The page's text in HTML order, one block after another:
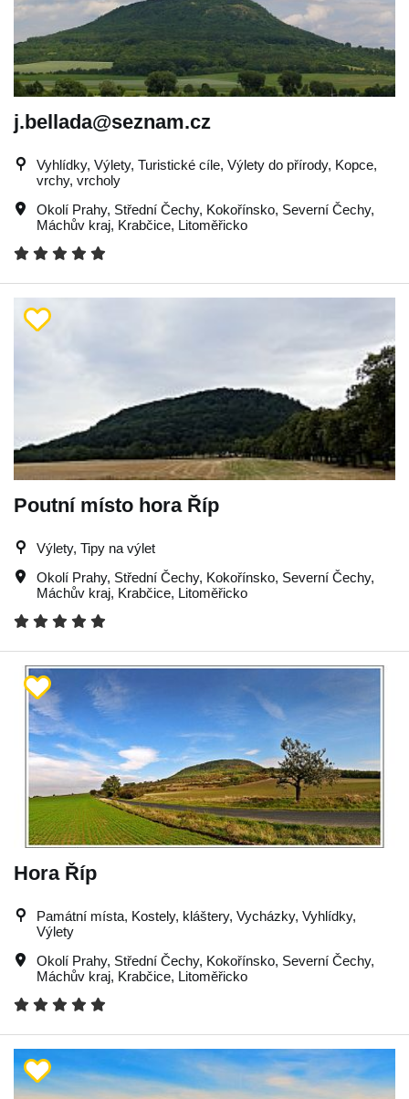
j.bellada@seznam.cz
Vyhlídky, Výlety, Turistické cíle, Výlety do přírody, Kopce,
vrchy, vrcholy
Okolí Prahy, Střední Čechy, Kokořínsko, Severní Čechy,
Máchův kraj, Krabčice, Litoměřicko
Poutní místo hora Říp
Výlety, Tipy na výlet
Okolí Prahy, Střední Čechy, Kokořínsko, Severní Čechy,
Máchův kraj, Krabčice, Litoměřicko
Hora Říp
Památní místa, Kostely, kláštery, Vycházky, Vyhlídky,
Výlety
Okolí Prahy, Střední Čechy, Kokořínsko, Severní Čechy,
Máchův kraj, Krabčice, Litoměřicko